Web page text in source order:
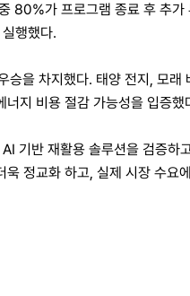
80%가 프로그램 종료 후 추
행했다.
을 차지했다. 태양 전지, 모
지 비용 절감 가능성을 입증했
반 재활용 솔루션을 검증하
정교화 하고, 실제 시장 수